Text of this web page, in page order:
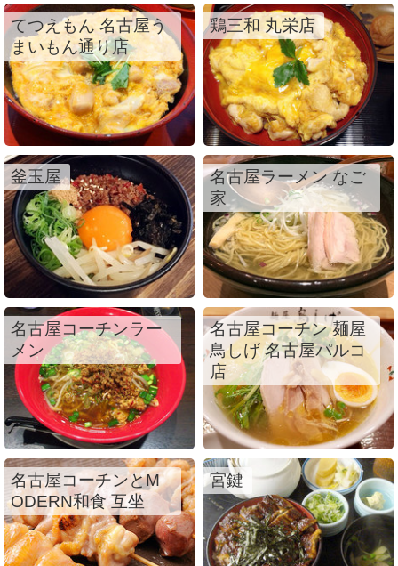
てつえもん 名古屋う
まいもん通り店
鶏三和 丸栄店
釜玉屋
名古屋ラーメン なご
家
名古屋コーチンラー
メン
名古屋コーチン 麺屋
鳥しげ 名古屋パルコ
店
名古屋コーチンとM
ODERN和食 互坐
宮鍵